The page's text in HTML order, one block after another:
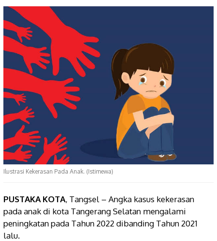
Ilustrasi Kekerasan Pada Anak. (Istimewa)
PUSTAKA KOTA, Tangsel – Angka kasus kekerasan
pada anak di kota Tangerang Selatan mengalami
peningkatan pada Tahun 2022 dibanding Tahun 2021
lalu.